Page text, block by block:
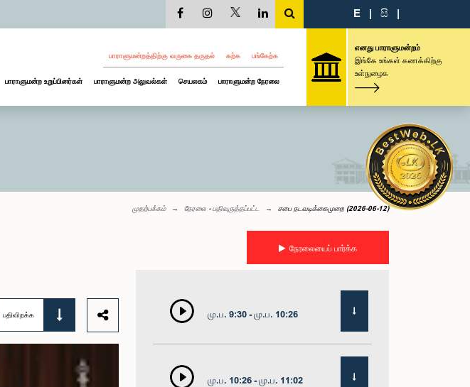
E | සි |
பாராளுமன்றத்திற்கு வருகை தருதல் கற்க பங்கேற்க
பாராளுமன்ற உறுப்பினர்கள் பாராளுமன்ற அலுவல்கள் செயலகம் பாராளுமன்ற நேரலை
எனது பாராளுமன்றம்
இங்கே உங்கள் கணக்கிற்கு
உள்நுழைக
முதற்பக்கம் நேரலை - பதிவுருத்தப்பட்ட சபை நடவடிக்கைமுறை (2026-06-12)
நேரலையைப் பார்க்க
பதிவிறக்க மு.ப. 9:30 - மு.ப. 10:26
மு.ப. 10:26 - மு.ப. 11:02